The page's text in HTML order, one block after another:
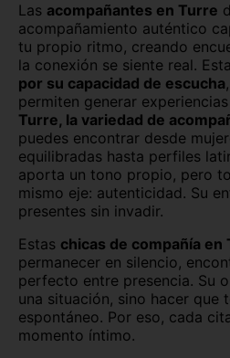
Las acompañantes en Turre
acompañamiento auténtico
tu propio ritmo, creando
la conexión se siente real.
por su capacidad de escucha
permiten generar
Turre, la variedad de
puedes encontrar desde
equilibradas hasta perfiles
aporta un tono propio, pero
mismo eje: autenticidad. Su
presentes sin invadir.
Estas chicas de compañía en
permanecer en silencio,
perfecto entre presencia. Su
una situación, sino hacer que
espontáneo. Por eso, cada
momento íntimo.